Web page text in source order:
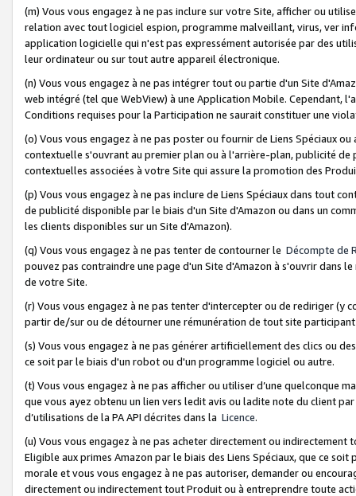
(m) Vous vous engagez à ne pas inclure sur votre Site, afficher ou
relation avec tout logiciel espion, programme malveillant, virus, ver
application logicielle qui n'est pas expressément autorisée par des
leur ordinateur ou sur tout autre appareil électronique.
(n) Vous vous engagez à ne pas intégrer tout ou partie d'un Site
web intégré (tel que WebView) à une Application Mobile. Cependant,
Conditions requises pour la Participation ne saurait constituer une
(o) Vous vous engagez à ne pas poster ou fournir de Liens Spéciaux
contextuelle s'ouvrant au premier plan ou à l'arrière-plan, publicité
contextuelles associées à votre Site qui assure la promotion des
(p) Vous vous engagez à ne pas inclure de Liens Spéciaux dans tout
de publicité disponible par le biais d'un Site d'Amazon ou dans un
les clients disponibles sur un Site d'Amazon).
(q) Vous vous engagez à ne pas tenter de contourner le Décompte de
pouvez pas contraindre une page d'un Site d'Amazon à s'ouvrir dans
de votre Site.
(r) Vous vous engagez à ne pas tenter d'intercepter ou de rediriger
partir de/sur ou de détourner une rémunération de tout site
(s) Vous vous engagez à ne pas générer artificiellement des clics ou
ce soit par le biais d'un robot ou d'un programme logiciel ou autre.
(t) Vous vous engagez à ne pas afficher ou utiliser d’une quelconque
que vous ayez obtenu un lien vers ledit avis ou ladite note du client
d’utilisations de la PA API décrites dans la Licence.
(u) Vous vous engagez à ne pas acheter directement ou
Eligible aux primes Amazon par le biais des Liens Spéciaux, que ce
morale et vous vous engagez à ne pas autoriser, demander ou
directement ou indirectement tout Produit ou à entreprendre toute